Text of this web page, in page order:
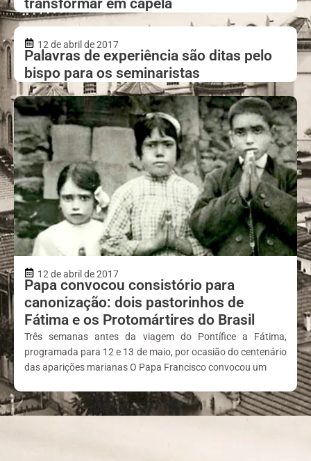
transformar em capela
12 de abril de 2017
Palavras de experiência são ditas pelo
bispo para os seminaristas
12 de abril de 2017
Papa convocou consistório para
canonização: dois pastorinhos de
Fátima e os Protomártires do Brasil
Três semanas antes da viagem do Pontífice a Fátima,
programada para 12 e 13 de maio, por ocasião do centenário
das aparições marianas O Papa Francisco convocou um